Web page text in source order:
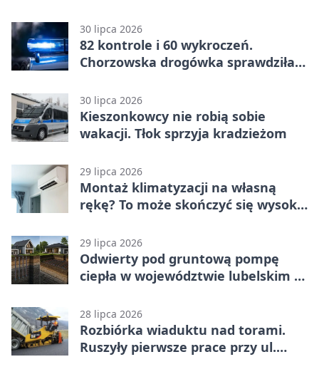
30 lipca 2026
82 kontrole i 60 wykroczeń.
Chorzowska drogówka sprawdziła
30 lipca 2026
Kieszonkowcy nie robią sobie
wakacji. Tłok sprzyja kradzieżom
29 lipca 2026
Montaż klimatyzacji na własną
rękę? To może skończyć się wysoką
29 lipca 2026
Odwierty pod gruntową pompę
ciepła w województwie lubelskim -
28 lipca 2026
Rozbiórka wiaduktu nad torami.
Ruszyły pierwsze prace przy ul.